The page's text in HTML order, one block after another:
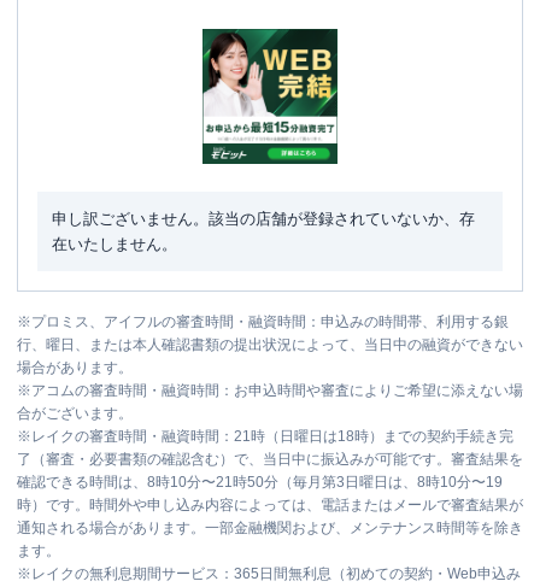
申し訳ございません。該当の店舗が登録されていないか、存
在いたしません。
※プロミス、アイフルの審査時間・融資時間：申込みの時間帯、利用する銀
行、曜日、または本人確認書類の提出状況によって、当日中の融資ができない
場合があります。
※アコムの審査時間・融資時間：お申込時間や審査によりご希望に添えない場
合がございます。
※ レイクの審査時間・融資時間：21時（日曜日は18時）までの契約手続き完
了（審査・必要書類の確認含む）で、当日中に振込みが可能です。審査結果を
確認できる時間は、8時10分〜21時50分（毎月第3日曜日は、8時10分〜19
時）です。時間外や申し込み内容によっては、電話またはメールで審査結果が
通知される場合があります。一部金融機関および、メンテナンス時間等を除き
ます。
※ レイクの無利息期間サービス：365日間無利息（初めての契約・Web申込み